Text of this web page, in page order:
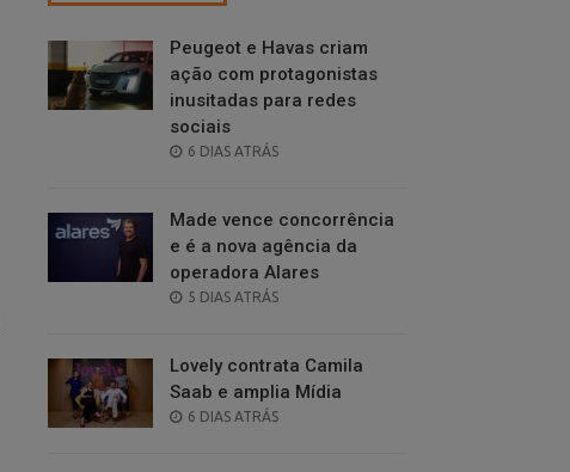
Peugeot e Havas criam
ação com protagonistas
inusitadas para redes
sociais
POSTED
6 DIAS ATRÁS
Made vence concorrência
e é a nova agência da
operadora Alares
POSTED
5 DIAS ATRÁS
Lovely contrata Camila
Saab e amplia Mídia
POSTED
6 DIAS ATRÁS